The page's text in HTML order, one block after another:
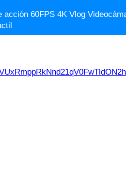
acción 60FPS 4K Vlog